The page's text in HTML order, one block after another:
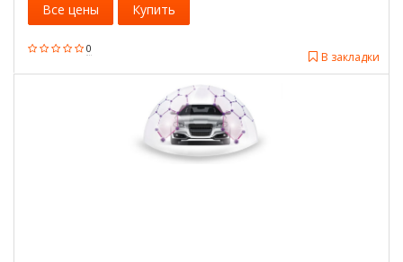
0
В закладки
Все цены Купить